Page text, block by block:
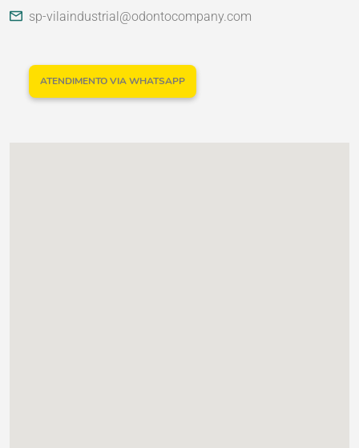
sp-vilaindustrial@odontocompany.com
ATENDIMENTO VIA WHATSAPP